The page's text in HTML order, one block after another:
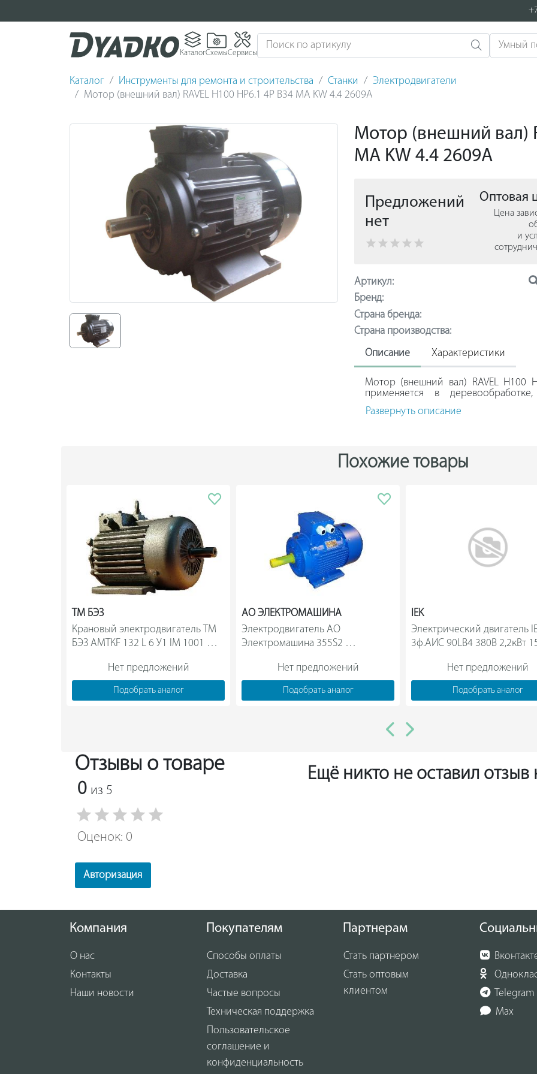
КаталогСхемыСервисы
Каталог Инструменты для ремонта и строительства Станки
Электродвигатели
Мотор (внешний вал) RAVEL H100 HP6.1 4P B34 MA KW 4.4 2609A
Мотор (внешний вал)
MA KW 4.4 2609A
Предложений
нет
Оптовая
Цена
и
Артикул:
Бренд:
Страна бренда:
Страна производства:
Описание Характеристики
Мотор (внешний вал) RAVEL H100
применяется в
станкостроении. Модель
привода промышленных машин.
Модель совместима с помпами ВД:
EL1714, HT4715, AQUA 1320R, AQUA
Развернуть описание
Похожие товары
ТМ БЭЗ
Крановый электродвигатель ТМ
БЭЗ АМТКF 132 L 6 У1 IM 1001
Нет предложений
Подобрать аналог
АО ЭЛЕКТРОМАШИНА
Электродвигатель АО
Электромашина 355S2
1081 46271
Нет предложений
Подобрать аналог
IEK
Электрический двигатель
3ф.АИС 90LB4 380В 2,2кВт
Нет предложений
Подобрать аналог
Отзывы о товаре
0 из 5
Оценок: 0
Авторизация
Ещё никто не оставил
Компания
О нас
Контакты
Наши новости
Покупателям
Способы оплаты
Доставка
Частые вопросы
Техническая поддержка
Пользовательское
соглашение и
конфиденциальность
Партнерам
Стать партнером
Стать оптовым
клиентом
Telegram
Max